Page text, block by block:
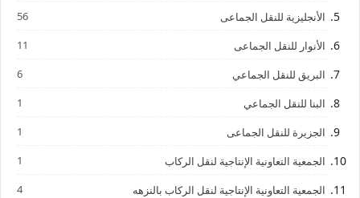
الأنجليزية للنقل الجماعى 56
الأنوار للنقل الجماعى 11
البريق للنقل الجماعي 6
البنا للنقل الجماعي 1
الجزيرة للنقل الجماعى 1
الجمعية التعاونية الإنتاجية لنقل الركاب 1
الجمعية التعاونية الإنتاجية لنقل الركاب بالنزهه 4